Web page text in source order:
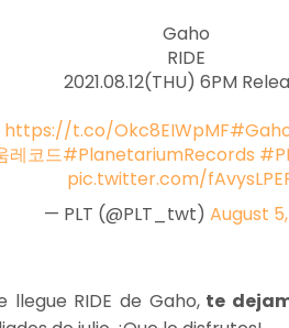
Gaho
RIDE
2021.08.12(THU) 6PM
https://t.co/Okc8EIWpMF
레코드#PlanetariumRecords
pic.twitter.com/
— PLT (@PLT_twt)August 5,
RIDE de Gaho,te